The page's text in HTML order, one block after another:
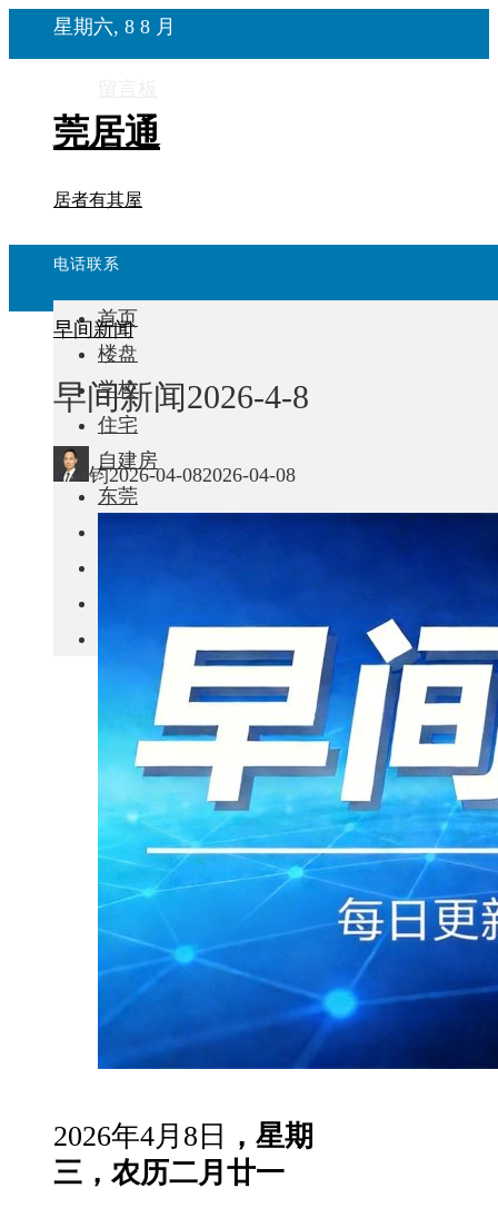
星期六, 8 8 月
莞居通
居者有其屋
电话联系
首页
楼盘
学校
住宅
自建房
东莞
早间新闻
早间新闻2026-4-8
钧2026-04-082026-04-08
2026年4月8日 ，星期
三，农历二月廿一